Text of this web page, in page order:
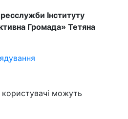
Інституту
Громада» Тетяна
користувачі можуть